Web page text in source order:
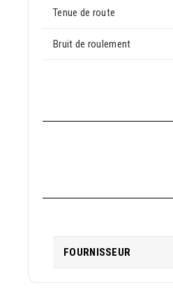
Tenue de route
Bruit de roulement
FOURNISSEUR